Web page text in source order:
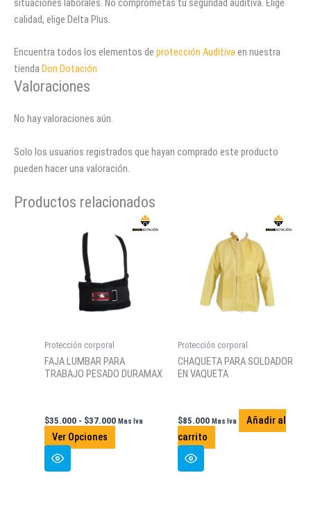
situaciones laborales. No comprometas tu seguridad auditiva. Elige
calidad, elige Delta Plus.
Encuentra todos los elementos de protección Auditivaen nuestra
tienda Don Dotación
Valoraciones
No hay valoraciones aún.
Solo los usuarios registrados que hayan comprado este producto
pueden hacer una valoración.
Productos relacionados
Protección corporal
FAJA LUMBAR PARA
TRABAJO PESADO DURAMAX
$35.000 - $37.000Rango
de
Mas Iva
Ver Opciones
Protección corporal
CHAQUETA PARA SOLDADOR
EN VAQUETA
$85.000 Mas Iva
Añadir al
carrito